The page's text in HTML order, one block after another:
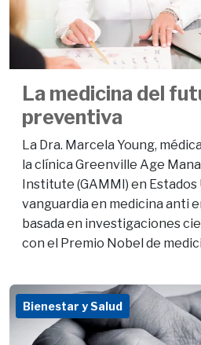
La medicina del
preventiva
La Dra. Marcela Young,
la clínica Greenville Age
Institute (GAMMI) en Estados
vanguardia en medicina anti
basada en investigaciones
con el Premio Nobel de
Bienestar y Salud